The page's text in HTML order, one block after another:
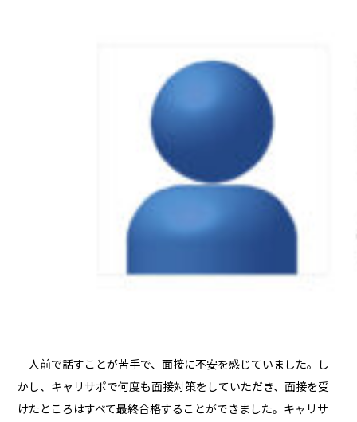
人前で話すことが苦手で、面接に不安を感じていました。し
かし、キャリサポで何度も面接対策をしていただき、面接を受
けたところはすべて最終合格することができました。キャリサ